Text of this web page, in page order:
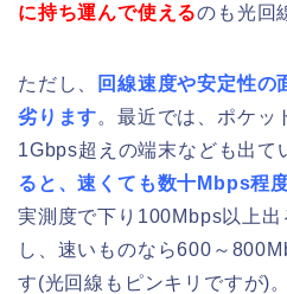
に持ち運んで使えるのも光回
ただし、
回線速度や安定性の
劣ります。最近では、ポケッ
1Gbps超えの端末なども出て
ると、速くても数十Mbps程
実測度で下り100Mbps以上
し、速いものなら600～
す(光回線もピンキリですが)。